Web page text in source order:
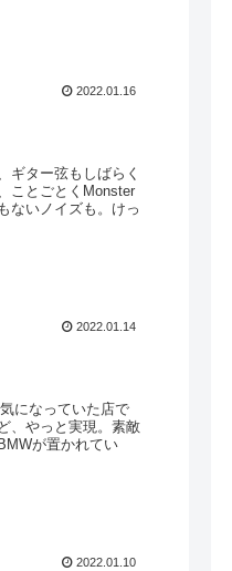
2022.01.16
ギター弦もしばらく
ことごとくMonster
ないノイズも。けっ
2022.01.14
になっていた店で
、やっと実現。素敵
が置かれてい
2022.01.10